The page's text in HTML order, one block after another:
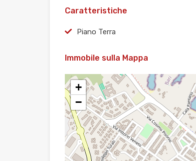
Caratteristiche
Piano Terra
Immobile sulla Mappa
+
−